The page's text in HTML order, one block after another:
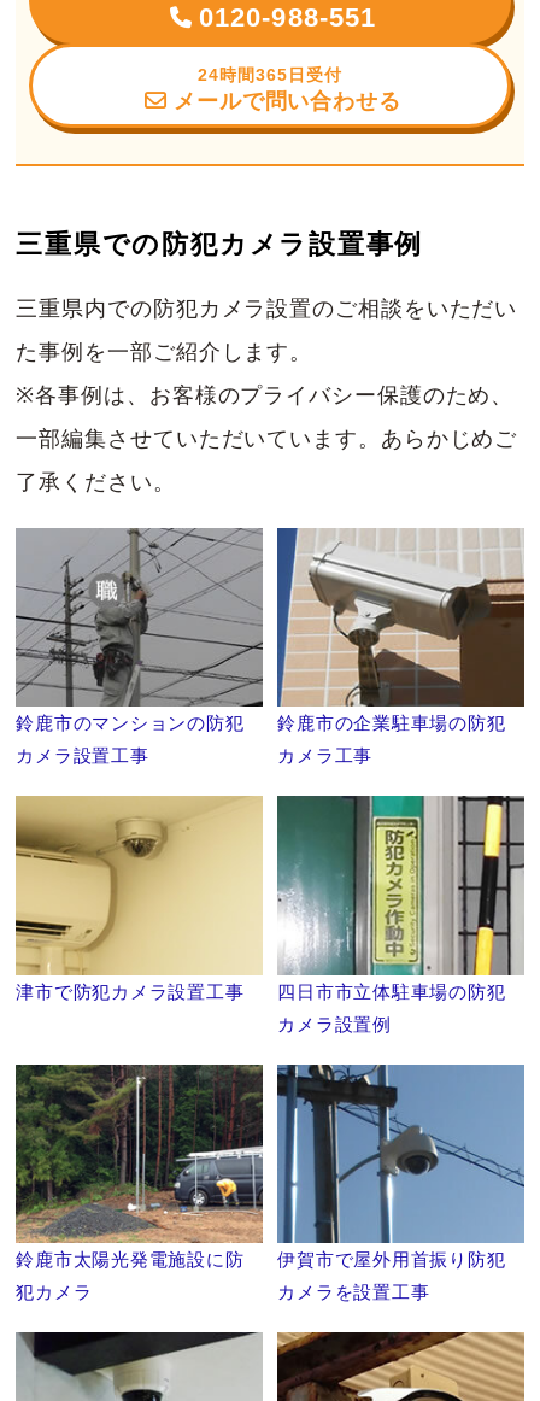
0120-988-551
24時間365日受付
メールで問い合わせる
三重県での防犯カメラ設置事例
三重県内での防犯カメラ設置のご相談をいただい
た事例を一部ご紹介します。
※各事例は、お客様のプライバシー保護のため、
一部編集させていただいています。あらかじめご
了承ください。
鈴鹿市のマンションの防犯
カメラ設置工事
鈴鹿市の企業駐車場の防犯
カメラ工事
津市で防犯カメラ設置工事
四日市市立体駐車場の防犯
カメラ設置例
鈴鹿市太陽光発電施設に防
犯カメラ
伊賀市で屋外用首振り防犯
カメラを設置工事